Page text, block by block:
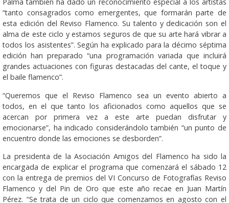
“tanto consagrados como emergentes, que formarán parte de
esta edición del Reviso Flamenco. Su talento y dedicación son el
alma de este ciclo y estamos seguros de que su arte hará vibrar a
todos los asistentes”. Según ha explicado para la décimo séptima
edición han preparado “una programación variada que incluirá
grandes actuaciones con figuras destacadas del cante, el toque y
el baile flamenco”.
“Queremos que el Reviso Flamenco sea un evento abierto a
todos, en el que tanto los aficionados como aquellos que se
acercan por primera vez a este arte puedan disfrutar y
emocionarse”, ha indicado considerándolo también “un punto de
encuentro donde las emociones se desborden”.
La presidenta de la Asociación Amigos del Flamenco ha sido la
encargada de explicar el programa que comenzará el sábado 12
con la entrega de premios del VI Concurso de Fotografías Reviso
Flamenco y del Pin de Oro que este año recae en Juan Martín
Pérez. “Se trata de un ciclo que comenzamos en agosto con el